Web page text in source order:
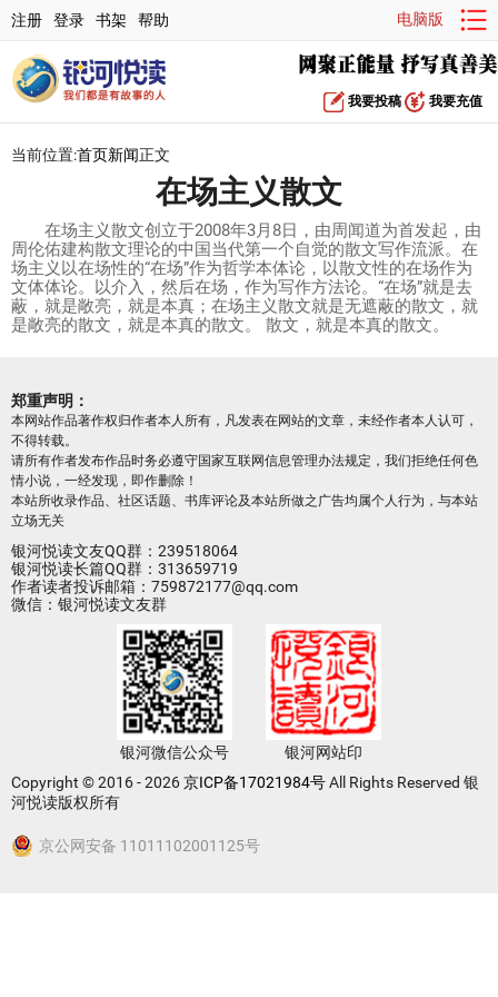
注册 登录 书架 帮助 电脑版
我要投稿 我要充值
当前位置:首页新闻正文
在场主义散文
在场主义散文创立于2008年3月8日，由周闻道为首发起，由
周伦佑建构散文理论的中国当代第一个自觉的散文写作流派。在
场主义以在场性的“在场”作为哲学本体论，以散文性的在场作为
文体体论。以介入，然后在场，作为写作方法论。“在场”就是去
蔽，就是敞亮，就是本真；在场主义散文就是无遮蔽的散文，就
是敞亮的散文，就是本真的散文。 散文，就是本真的散文。
郑重声明：
本网站作品著作权归作者本人所有，凡发表在网站的文章，未经作者本人认可，
不得转载。
请所有作者发布作品时务必遵守国家互联网信息管理办法规定，我们拒绝任何色
情小说，一经发现，即作删除！
本站所收录作品、社区话题、书库评论及本站所做之广告均属个人行为，与本站
立场无关
银河悦读文友QQ群：239518064
银河悦读长篇QQ群：313659719
作者读者投诉邮箱：759872177@qq.com
微信：银河悦读文友群
银河微信公众号
银河网站印
Copyright © 2016 - 2026京ICP备17021984号All Rights Reserved 银
河悦读版权所有
京公网安备 11011102001125号